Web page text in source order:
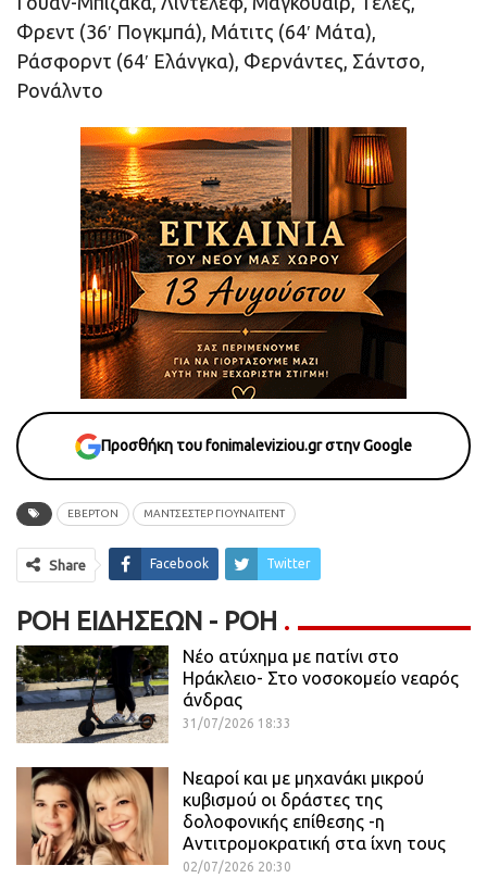
Φρεντ (36′ Πογκμπά), Μάτιτς (64′ Μάτα),
Ράσφορντ (64′ Ελάνγκα), Φερνάντες, Σάντσο,
Ρονάλντο
Προσθήκη του fonimaleviziou.gr στην Google
ΕΒΕΡΤΟΝ ΜΑΝΤΣΕΣΤΕΡ ΓΙΟΥΝΑΙΤΕΝΤ
Share Facebook Twitter
ΡΟΉ ΕΙΔΉΣΕΩΝ - ΡΟΗ
Νέο ατύχημα με πατίνι στο
Ηράκλειο- Στο νοσοκομείο νεαρός
άνδρας
31/07/2026 18:33
Νεαροί και με μηχανάκι μικρού
κυβισμού οι δράστες της
δολοφονικής επίθεσης -η
Αντιτρομοκρατική στα ίχνη τους
02/07/2026 20:30